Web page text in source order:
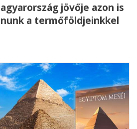
jövője azon is
a termőföldjeinkkel